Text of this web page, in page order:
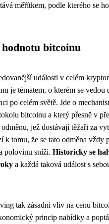
měřítkem, podle kterého se
bitcoinu
události v celém
je tématem, o kterém se vedou
po celém světě. Jde o
bitcoinu a který přesně v
jež dostávají těžaři za
k tomu, že se tato odměna vždy
polovinu sníží. Historicky se
a každá taková událost s
tak zásadní vliv na cenu
princip nabídky a